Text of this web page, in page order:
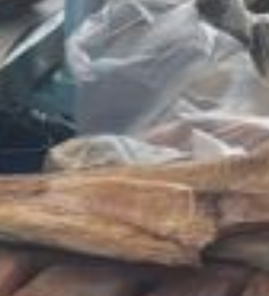
гостей неудержимо
тянуло к ларьку
с копченостями.
Каждый товар здесь —
со своей историей.
Фермеры, увидев
искренний интерес,
подробно рассказывают,
Пасечники делятся
секретами сбора меда,
с гордостью вспоминают,
какие цветы дали
особенный вкус.
***
Между тем, чуть
в стороне от торговых
рядов видны
очаровательные сипухи
— это такие совы
с большими круглыми
глазами. Птицы
терпеливо ждут, пока
впечатлительные гости
сделают фото на память.